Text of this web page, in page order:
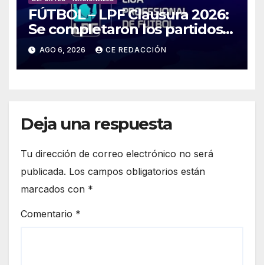
FÚTBOL – LPF Clausura 2026:
Se completaron los partidos
pendientes Fecha 2:
Boca/Estudiantes,
Tigre/Belgrano y Unión/Lanús
AGO 6, 2026 CE REDACCIÓN
Deja una respuesta
Tu dirección de correo electrónico no será
publicada. Los campos obligatorios están
marcados con *
Comentario *